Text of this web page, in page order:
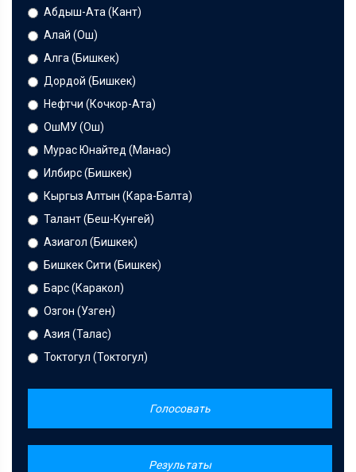
Абдыш-Ата (Кант)
Алай (Ош)
Алга (Бишкек)
Дордой (Бишкек)
Нефтчи (Кочкор-Ата)
ОшМУ (Ош)
Мурас Юнайтед (Манас)
Илбирс (Бишкек)
Кыргыз Алтын (Кара-Балта)
Талант (Беш-Кунгей)
Азиагол (Бишкек)
Бишкек Сити (Бишкек)
Барс (Каракол)
Озгон (Узген)
Азия (Талас)
Токтогул (Токтогул)
Голосовать
Результаты